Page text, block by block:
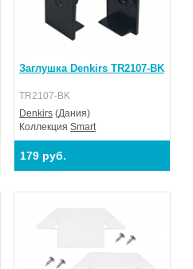
Заглушка Denkirs TR2107-BK
TR2107-BK
Denkirs (Дания)
КоллекцияSmart
179 руб.